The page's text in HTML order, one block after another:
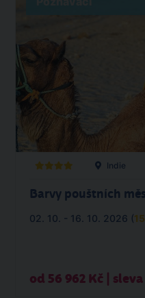
Indie
Barvy pouštních
02. 10. - 16. 10. 2026 (15
od 56 962 Kč |